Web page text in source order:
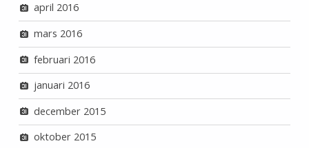
april 2016
mars 2016
februari 2016
januari 2016
december 2015
oktober 2015